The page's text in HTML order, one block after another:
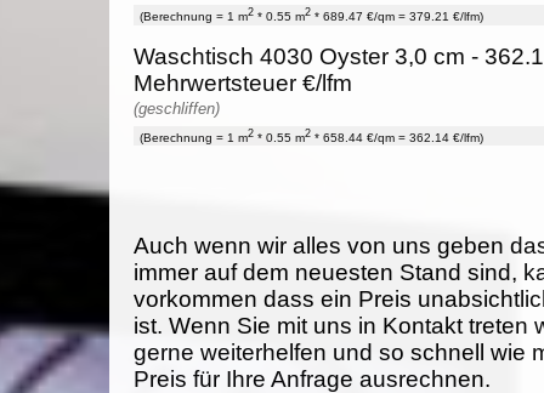
(Berechnung = 1 m2 * 0.55 m2 * 689.47 €/qm = 379.21 €/lfm)
Waschtisch 4030 Oyster 3,0 cm -
Mehrwertsteuer €/lfm
(geschliffen)
(Berechnung = 1 m2 * 0.55 m2 * 658.44 €/qm = 362.14 €/lfm)
Auch wenn wir alles von uns geben
immer auf dem neuesten Stand sind,
vorkommen dass ein Preis
ist. Wenn Sie mit uns in Kontakt treten
gerne weiterhelfen und so schnell wie
Preis für Ihre Anfrage ausrechnen.